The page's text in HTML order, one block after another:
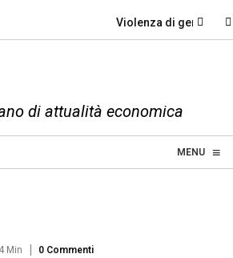
Violenza di genere,
di attualità economica
MENU ≡
☰
4 Min 0 Commenti